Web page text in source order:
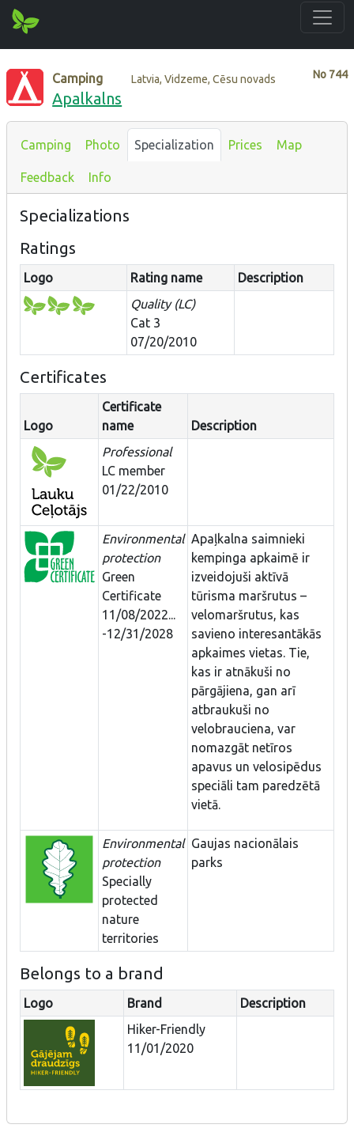
No 744
Camping Latvia, Vidzeme, Cēsu novads
Apalkalns
Camping Photo Specialization Prices Map
Feedback Info
Specializations
Ratings
Logo Rating name
Description
Quality (LC)
Cat 3
07/20/2010
Certificates
Logo
Certificate
name
Description
Professional
LC member
01/22/2010
Environmental
protection
Green
Certificate
11/08/2022...
-12/31/2028
Apaļkalna saimnieki
kempinga apkaimē ir
izveidojuši aktīvā
tūrisma maršrutus –
velomaršrutus, kas
savieno interesantākās
apkaimes vietas. Tie,
kas ir atnākuši no
pārgājiena, gan arī
atbraukuši no
velobrauciena, var
nomazgāt netīros
apavus un velosipēdus
speciāli tam paredzētā
vietā.
Environmental
protection
Specially
protected
nature
territories
Gaujas nacionālais
parks
Belongs to a brand
Logo Brand
Description
Hiker-Friendly
11/01/2020